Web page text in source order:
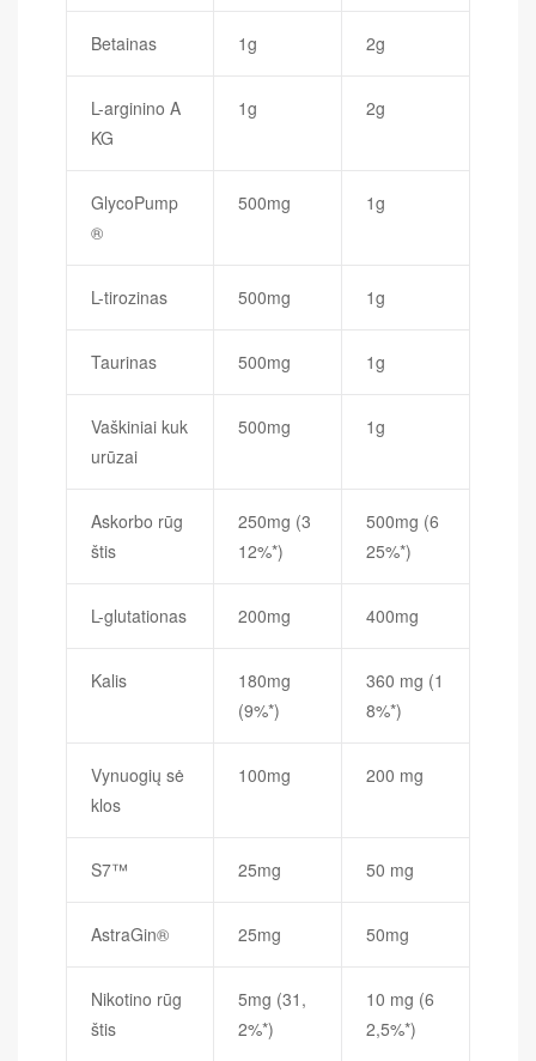
Betainas 1g 2g
L-arginino A
KG
1g 2g
GlycoPump
®
500mg 1g
L-tirozinas 500mg 1g
Taurinas 500mg 1g
Vaškiniai kuk
urūzai
500mg 1g
Askorbo rūg
štis
250mg (3
12%*)
500mg (6
25%*)
L-glutationas 200mg 400mg
Kalis
180mg
(9%*)
360 mg (1
8%*)
Vynuogių sė
klos
100mg 200 mg
S7™ 25mg 50 mg
AstraGin® 25mg 50mg
Nikotino rūg
štis
5mg (31,
2%*)
10 mg (6
2,5%*)